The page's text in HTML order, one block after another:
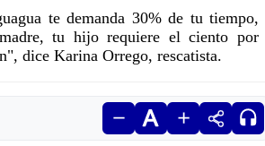
te demanda 30% de tu tiempo,
tu hijo requiere el ciento por
dice Karina Orrego, rescatista.